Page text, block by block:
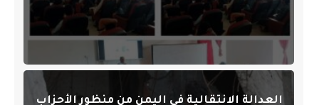
العدالة الانتقالية في اليمن من منظور الأحزاب